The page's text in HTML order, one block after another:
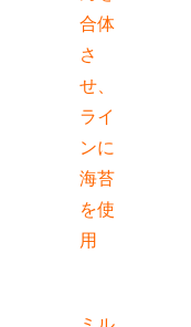
合体
さ
せ、
ライ
ンに
海苔
を使
用